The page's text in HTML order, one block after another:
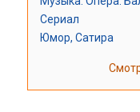
Сериал
Юмор, Сатира